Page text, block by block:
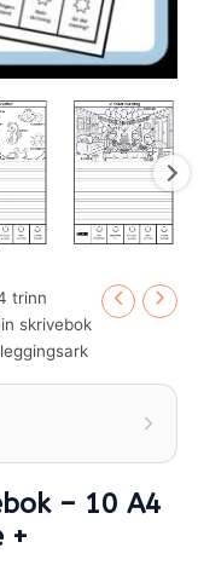
trinn
skrivebok
– 10 A4
+